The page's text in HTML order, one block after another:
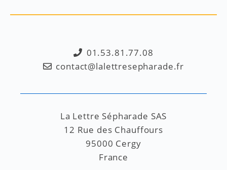
01.53.81.77.08
contact@lalettresepharade.fr
La Lettre Sépharade SAS
12 Rue des Chauffours
95000 Cergy
France